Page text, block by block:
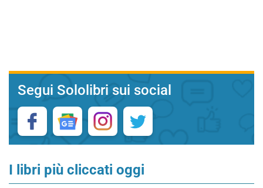
Segui Sololibri sui social
I libri più cliccati oggi